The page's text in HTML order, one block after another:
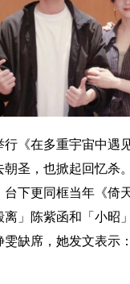
在多重宇宙中遇见
朝圣，也掀起回忆杀
台下更同框当年《倚
离」陈紫函和「小昭
雯缺席，她发文表示